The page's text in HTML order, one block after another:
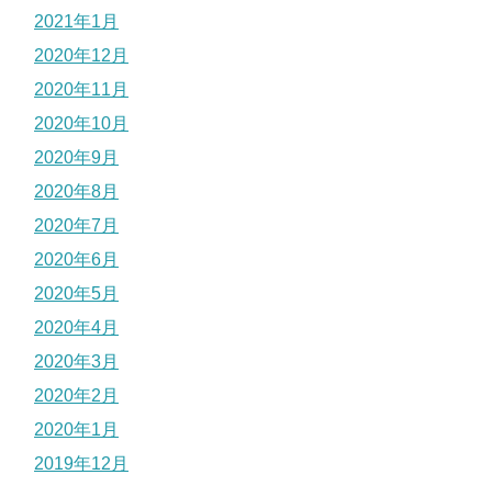
2021年1月
2020年12月
2020年11月
2020年10月
2020年9月
2020年8月
2020年7月
2020年6月
2020年5月
2020年4月
2020年3月
2020年2月
2020年1月
2019年12月